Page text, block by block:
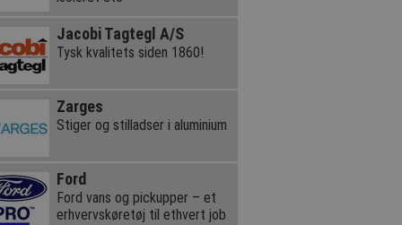
Jacobi Tagtegl A/S
Tysk kvalitets siden 1860!
Zarges
Stiger og stilladser i aluminium
Ford
Ford vans og pickupper – et
erhvervskøretøj til ethvert job